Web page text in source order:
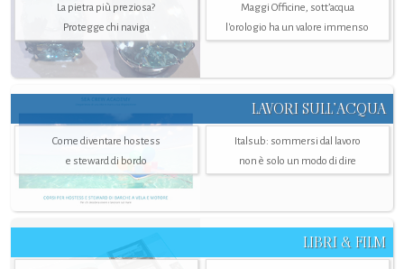
La pietra più preziosa?
Protegge chi naviga
Maggi Officine, sott’acqua
l'orologio ha un valore immenso
LAVORI SULL’ACQUA
Come diventare hostess
e steward di bordo
Italsub: sommersi dal lavoro
non è solo un modo di dire
LIBRI & FILM